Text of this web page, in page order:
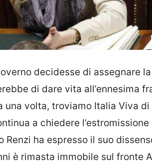
decidesse di assegnare
di dare vita all’ennesima
una volta, troviamo Italia Viva di
a chiedere
Renzi ha espresso il suo
è rimasta immobile sul fronte